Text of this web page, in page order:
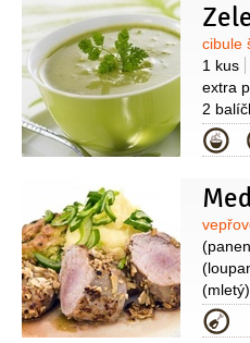
cibule
1 kus
extra
2
1
kuřecí
(mletý)
1 kus